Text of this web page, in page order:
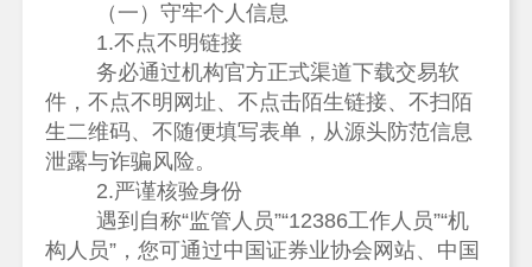
（一）守牢个人信息
1.不点不明链接
务必通过机构官方正式渠道下载交易软
件，不点不明网址、不点击陌生链接、不扫陌
生二维码、不随便填写表单，从源头防范信息
泄露与诈骗风险。
2.严谨核验身份
遇到自称“监管人员”“12386工作人员”“机
构人员”，您可通过中国证券业协会网站、中国